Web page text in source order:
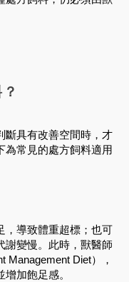
斷具有改善空間時，才
為常見的處方飼料適用
，導致體重超標；也可
謝變慢。此時，獸醫師
Management Diet），
加飽足感。